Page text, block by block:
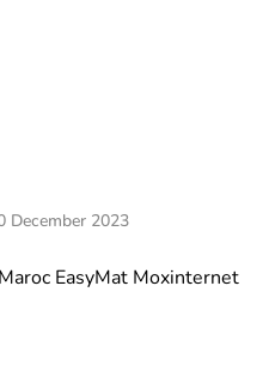
December 2023
EasyMat Moxinternet